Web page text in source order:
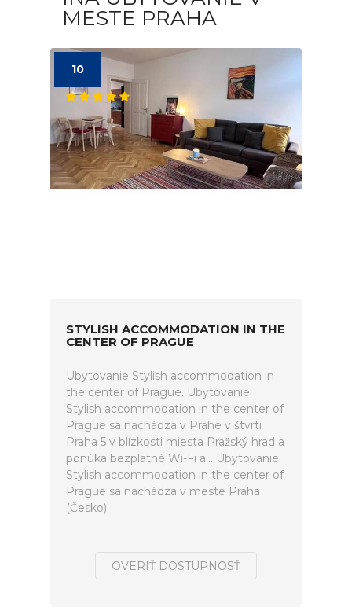
MESTE PRAHA
10
STYLISH ACCOMMODATION IN THE
CENTER OF PRAGUE
Ubytovanie Stylish accommodation in
the center of Prague. Ubytovanie
Stylish accommodation in the center of
Prague sa nachádza v Prahe v štvrti
Praha 5 v blízkosti miesta Pražský hrad a
ponúka bezplatné Wi-Fi a... Ubytovanie
Stylish accommodation in the center of
Prague sa nachádza v meste Praha
(Česko).
OVERIŤ DOSTUPNOSŤ